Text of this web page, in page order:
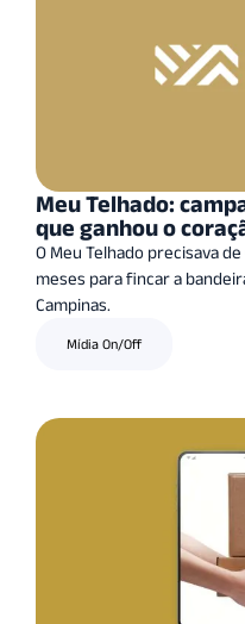
Meu Telhado:
que ganhou o
O Meu Telhado precisava
meses para fincar a
Campinas.
Mídia On/Off